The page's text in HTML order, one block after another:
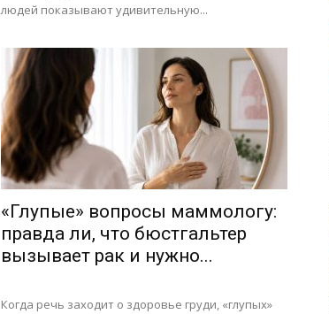
людей показывают удивительную...
«Глупые» вопросы маммологу:
правда ли, что бюстгальтер
вызывает рак и нужно...
Когда речь заходит о здоровье груди, «глупых»